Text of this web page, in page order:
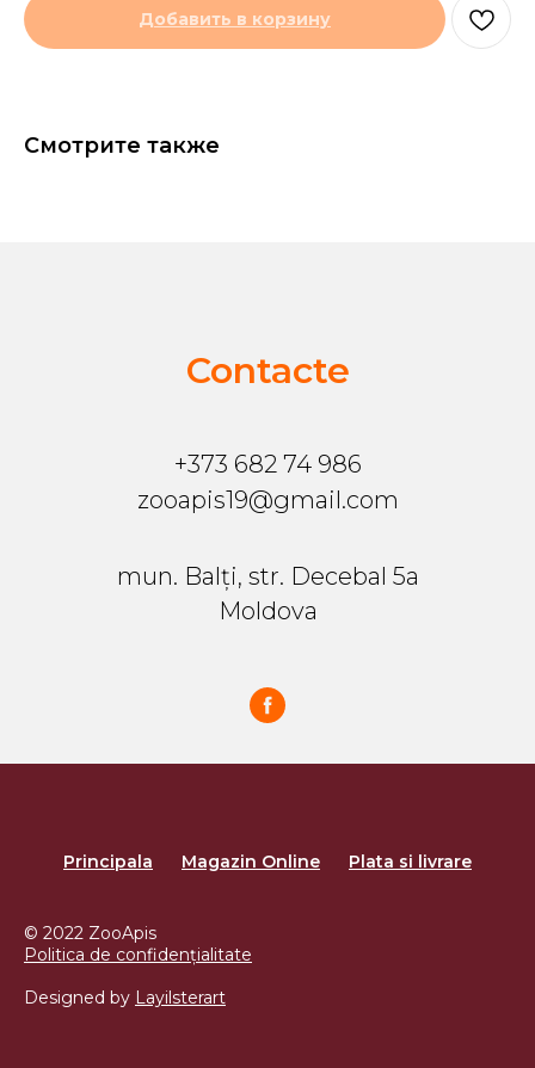
Добавить в корзину
Смотрите также
Contacte
+373 682 74 986
zooapis19@gmail.com
mun. Balți, str. Decebal 5a
Moldova
Principala Magazin Online Plata si livrare
© 2022 ZooApis
Politica de confidențialitate
Designed by Layilsterart